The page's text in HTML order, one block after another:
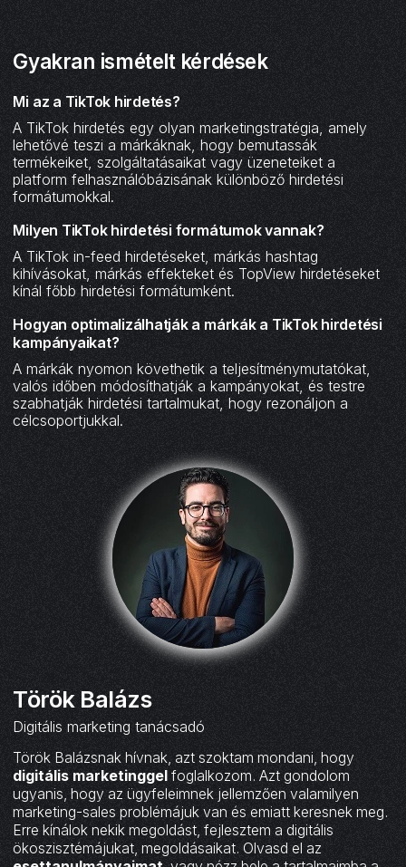
Gyakran ismételt kérdések
Mi az a TikTok hirdetés?
A TikTok hirdetés egy olyan marketingstratégia, amely
lehetővé teszi a márkáknak, hogy bemutassák
termékeiket, szolgáltatásaikat vagy üzeneteiket a
platform felhasználóbázisának különböző hirdetési
formátumokkal.
Milyen TikTok hirdetési formátumok vannak?
A TikTok in-feed hirdetéseket, márkás hashtag
kihívásokat, márkás effekteket és TopView hirdetéseket
kínál főbb hirdetési formátumként.
Hogyan optimalizálhatják a márkák a TikTok hirdetési
kampányaikat?
A márkák nyomon követhetik a teljesítménymutatókat,
valós időben módosíthatják a kampányokat, és testre
szabhatják hirdetési tartalmukat, hogy rezonáljon a
célcsoportjukkal.
Török Balázs
Digitális marketing tanácsadó
Török Balázsnak hívnak, azt szoktam mondani, hogy
digitális marketinggel foglalkozom. Azt gondolom
ugyanis, hogy az ügyfeleimnek jellemzően valamilyen
marketing-sales problémájuk van és emiatt keresnek meg.
Erre kínálok nekik megoldást, fejlesztem a digitális
ökoszisztémájukat, megoldásaikat. Olvasd el az